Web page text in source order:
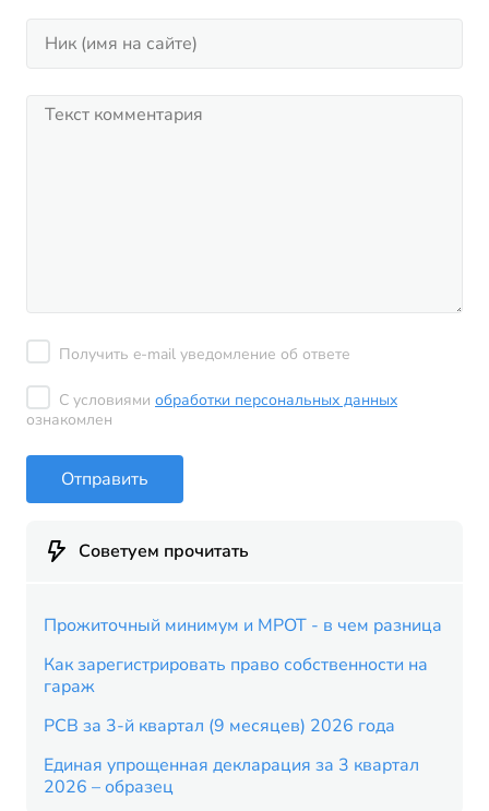
Получить e-mail уведомление об ответе
С условиями обработки персональных данных
ознакомлен
Отправить
Советуем прочитать
Прожиточный минимум и МРОТ - в чем разница
Как зарегистрировать право собственности на
гараж
РСВ за 3-й квартал (9 месяцев) 2026 года
Единая упрощенная декларация за 3 квартал
2026 – образец